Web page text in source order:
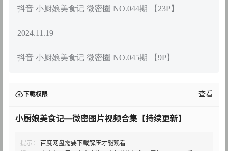
抖音 小厨娘美食记 微密圈 NO.044期 【23P】
2024.11.19
抖音 小厨娘美食记 微密圈 NO.045期 【9P】
下载权限 查看
小厨娘美食记—微密图片视频合集【持续更新】
提示：
百度网盘需要下载解压才能观看